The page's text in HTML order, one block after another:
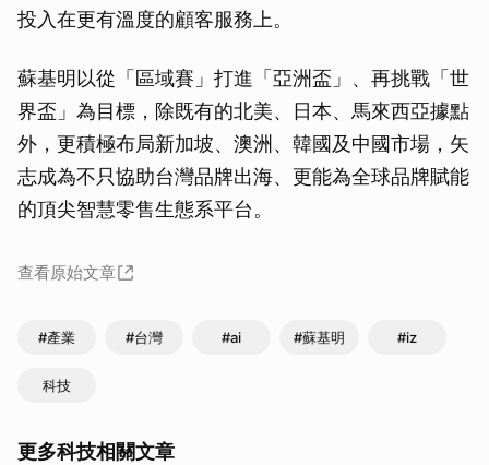
投入在更有溫度的顧客服務上。
蘇基明以從「區域賽」打進「亞洲盃」、再挑戰「世
界盃」為目標，除既有的北美、日本、馬來西亞據點
外，更積極布局新加坡、澳洲、韓國及中國市場，矢
志成為不只協助台灣品牌出海、更能為全球品牌賦能
的頂尖智慧零售生態系平台。
查看原始文章
#產業 #台灣 #ai #蘇基明 #iz
科技
更多科技相關文章